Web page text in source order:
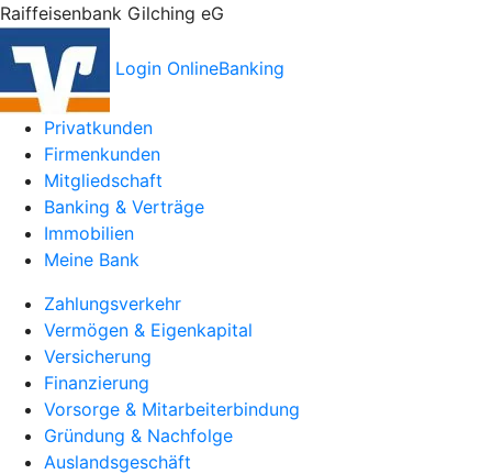
Raiffeisenbank Gilching eG
Login OnlineBanking
Privatkunden
Firmenkunden
Mitgliedschaft
Banking & Verträge
Immobilien
Meine Bank
Zahlungsverkehr
Vermögen & Eigenkapital
Versicherung
Finanzierung
Vorsorge & Mitarbeiterbindung
Gründung & Nachfolge
Auslandsgeschäft